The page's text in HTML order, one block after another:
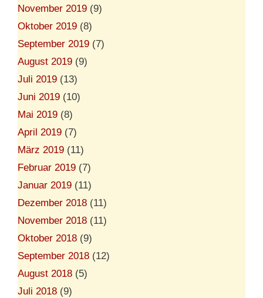
November 2019 (9)
Oktober 2019 (8)
September 2019 (7)
August 2019 (9)
Juli 2019 (13)
Juni 2019 (10)
Mai 2019 (8)
April 2019 (7)
März 2019 (11)
Februar 2019 (7)
Januar 2019 (11)
Dezember 2018 (11)
November 2018 (11)
Oktober 2018 (9)
September 2018 (12)
August 2018 (5)
Juli 2018 (9)